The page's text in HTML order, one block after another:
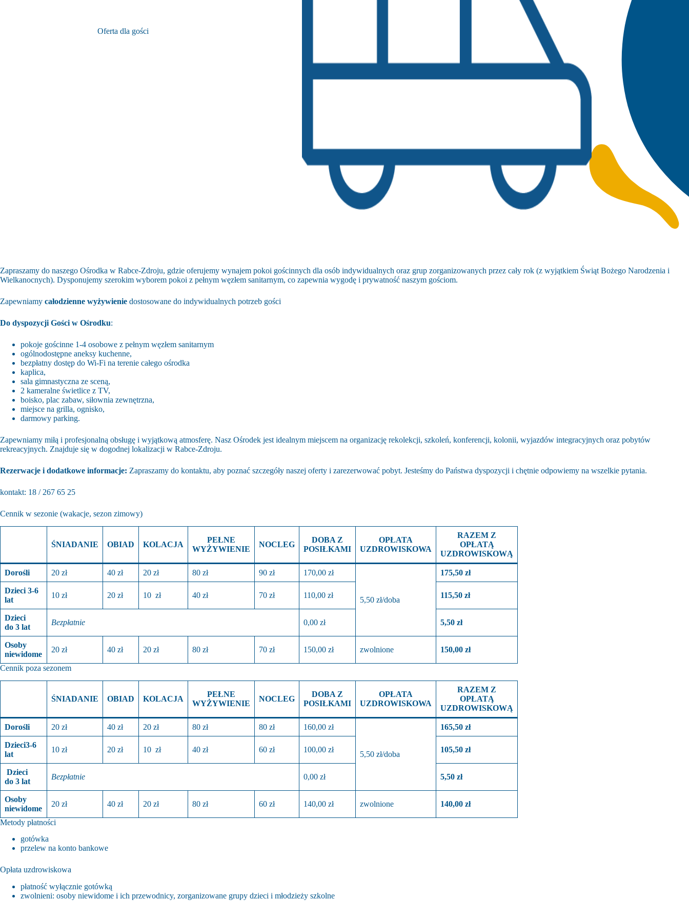
Oferta dla gości
Zapraszamy do naszego Ośrodka w Rabce-Zdroju, gdzie oferujemy wynajem pokoi gościnnych dla osób indywidualnych oraz grup zorganizowanych przez cały rok (z wyjątkiem Świąt Bożego Narodzenia i
Wielkanocnych). Dysponujemy szerokim wyborem pokoi z pełnym węzłem sanitarnym, co zapewnia wygodę i prywatność naszym gościom.
Zapewniamy całodzienne wyżywienie dostosowane do indywidualnych potrzeb gości
Do dyspozycji Gości w Ośrodku:
pokoje gościnne 1-4 osobowe z pełnym węzłem sanitarnym
ogólnodostępne aneksy kuchenne,
bezpłatny dostęp do Wi-Fi na terenie całego ośrodka
kaplica,
sala gimnastyczna ze sceną,
2 kameralne świetlice z TV,
boisko, plac zabaw, siłownia zewnętrzna,
miejsce na grilla, ognisko,
darmowy parking.
Zapewniamy miłą i profesjonalną obsługę i wyjątkową atmosferę. Nasz Ośrodek jest idealnym miejscem na organizację rekolekcji, szkoleń, konferencji, kolonii, wyjazdów integracyjnych oraz pobytów
rekreacyjnych. Znajduje się w dogodnej lokalizacji w Rabce-Zdroju.
Rezerwacje i dodatkowe informacje: Zapraszamy do kontaktu, aby poznać szczegóły naszej oferty i zarezerwować pobyt. Jesteśmy do Państwa dyspozycji i chętnie odpowiemy na wszelkie pytania.
kontakt: 18 / 267 65 25
Cennik w sezonie (wakacje, sezon zimowy)
ŚNIADANIE OBIAD KOLACJA
PEŁNE
WYŻYWIENIE
NOCLEG
DOBA Z
POSIŁKAMI
OPŁATA
UZDROWISKOWA
RAZEM Z
OPŁATĄ
UZDROWISKOWĄ
Dorośli 20 zł 40 zł 20 zł 80 zł 90 zł 170,00 zł
5,50 zł/doba
175,50 zł
Dzieci 3-6
lat
10 zł 20 zł 10 zł 40 zł 70 zł 110,00 zł 115,50 zł
Dzieci
do 3 lat
Bezpłatnie 0,00 zł 5,50 zł
Osoby
niewidome
20 zł 40 zł 20 zł 80 zł 70 zł 150,00 zł zwolnione 150,00 zł
Cennik poza sezonem
ŚNIADANIE OBIAD KOLACJA
PEŁNE
WYŻYWIENIE
NOCLEG
DOBA Z
POSIŁKAMI
OPŁATA
UZDROWISKOWA
RAZEM Z
OPŁATĄ
UZDROWISKOWĄ
Dorośli 20 zł 40 zł 20 zł 80 zł 80 zł 160,00 zł
5,50 zł/doba
165,50 zł
Dzieci3-6
lat
10 zł 20 zł 10 zł 40 zł 60 zł 100,00 zł 105,50 zł
Dzieci
do 3 lat
Bezpłatnie 0,00 zł 5,50 zł
Osoby
niewidome
20 zł 40 zł 20 zł 80 zł 60 zł 140,00 zł zwolnione 140,00 zł
Metody płatności
gotówka
przelew na konto bankowe
Opłata uzdrowiskowa
płatność wyłącznie gotówką
zwolnieni: osoby niewidome i ich przewodnicy, zorganizowane grupy dzieci i młodzieży szkolne